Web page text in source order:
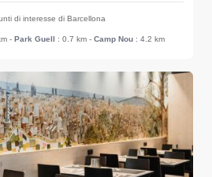
di interesse di Barcellona
- Park Guell : 0.7 km - Camp Nou : 4.2 km